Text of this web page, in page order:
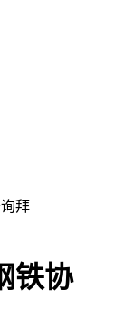
拜
铁协